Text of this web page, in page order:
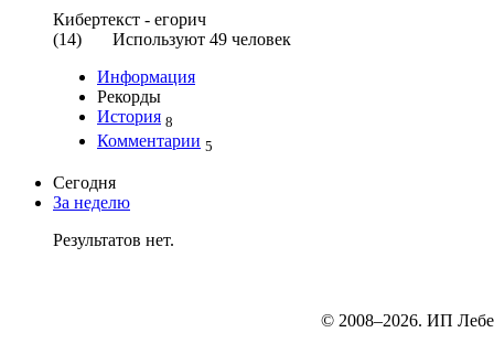
Кибертекст - егорич
(14) Используют 49 человек
Информация
Рекорды
История 8
Комментарии 5
Сегодня
За неделю
Результатов нет.
© 2008–2026. ИП